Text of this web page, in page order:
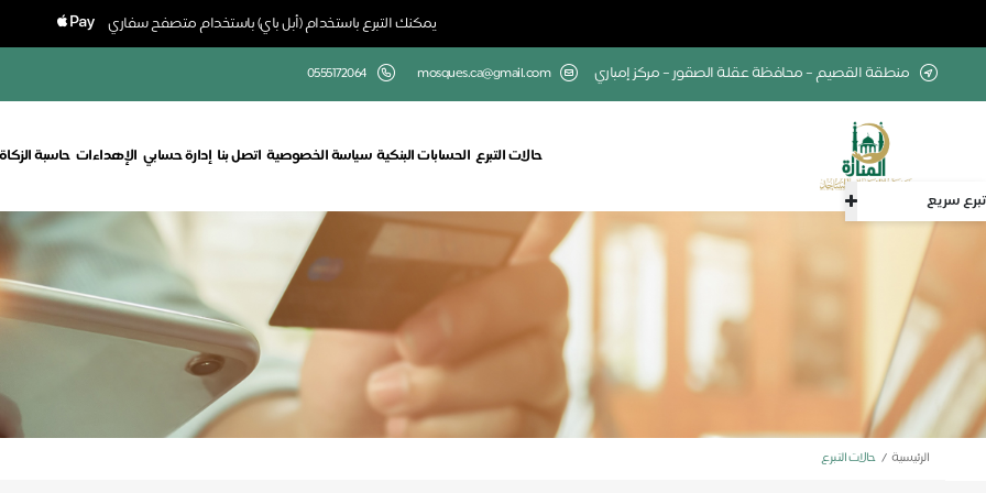
يمكنك التبرع باستخدام (أبل باي) باستخدام متصفح سفاري
تبرع سريع
منطقة القصيم – محافظة عقلة الصقور – مركز إمباري mosques.ca@gmail.com
0555172064
حالات التبرع الحسابات البنكية سياسة الخصوصية اتصل بنا إدارة حسابي الإهداءات حاسبة
الرئيسية حالات التبرع